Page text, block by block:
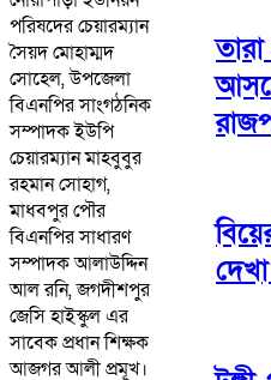
পরিষদের চেয়ারম্যান
সৈয়দ মোহাম্মদ
সোহেল, উপজেলা
বিএনপির সাংগঠনিক
সম্পাদক ইউপি
চেয়ারম্যান মাহবুবুর
রহমান সোহাগ,
মাধবপুর পৌর
বিএনপির সাধারণ
সম্পাদক আলাউদ্দিন
আল রনি, জগদীশপুর
জেসি হাইস্কুল এর
সাবেক প্রধান শিক্ষক
আজগর আলী প্রমূখ।